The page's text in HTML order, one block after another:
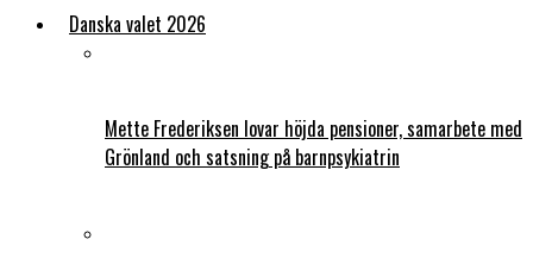
Danska valet 2026
Mette Frederiksen lovar höjda pensioner, samarbete med
Grönland och satsning på barnpsykiatrin